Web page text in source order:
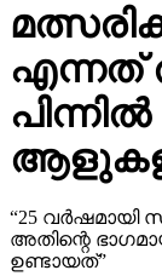
എന്നത്
“25 വര്‍ഷമായി
അതിന്റെ
ഉണ്ടായത്”